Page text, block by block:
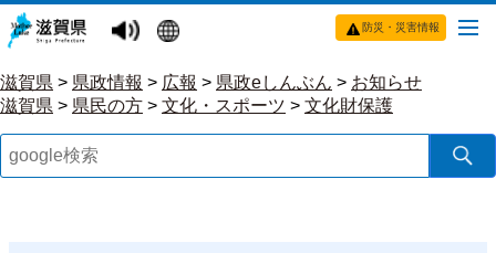
防災・災害情報
滋賀県 > 県政情報 > 広報 > 県政eしんぶん > お知らせ
滋賀県 > 県民の方 > 文化・スポーツ > 文化財保護